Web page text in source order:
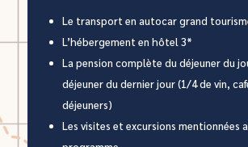
Le transport en autocar grand
L’hébergement en hôtel 3*
La pension complète du déjeuner du
déjeuner du dernier jour (1/4 de vin,
déjeuners)
Les visites et excursions mentionnées